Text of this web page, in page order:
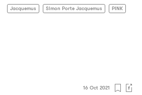
Jacquemus Simon Porte Jacquemus PINK
16 Oct 2021